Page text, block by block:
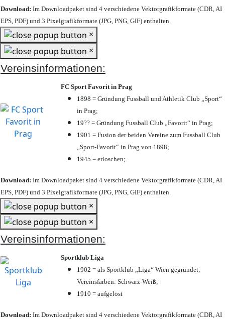
Download: Im Downloadpaket sind 4 verschiedene Vektorgrafikformate (CDR, AI
EPS, PDF) und 3 Pixelgrafikformate (JPG, PNG, GIF) enthalten.
×
×
Vereinsinformationen:
FC Sport Favorit in Prag
1898 = Gründung Fussball und Athletik Club „Sport“
in Prag;
19?? = Gründung Fussball Club „Favorit“ in Prag;
1901 = Fusion der beiden Vereine zum Fussball Club
„Sport-Favorit“ in Prag von 1898;
1945 = erloschen;
Download: Im Downloadpaket sind 4 verschiedene Vektorgrafikformate (CDR, AI
EPS, PDF) und 3 Pixelgrafikformate (JPG, PNG, GIF) enthalten.
×
×
Vereinsinformationen:
Sportklub Liga
1902 = als Sportklub „Liga“ Wien gegründet;
Vereinsfarben: Schwarz-Weiß;
1910 = aufgelöst
Download: Im Downloadpaket sind 4 verschiedene Vektorgrafikformate (CDR, AI